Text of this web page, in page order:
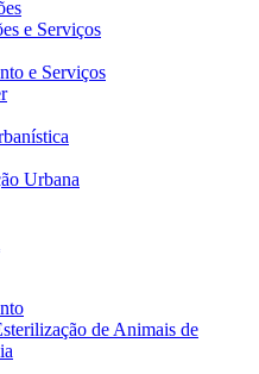
e Serviços
e Serviços
Urbana
de Animais de